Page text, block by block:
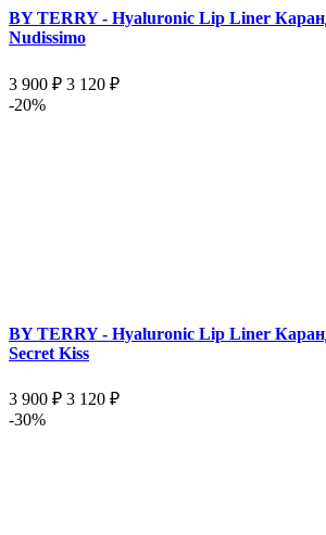
BY TERRY - Hyaluronic Lip Liner
Nudissimo
3 900 ₽ 3 120 ₽
-20%
BY TERRY - Hyaluronic Lip Liner
Secret Kiss
3 900 ₽ 3 120 ₽
-30%